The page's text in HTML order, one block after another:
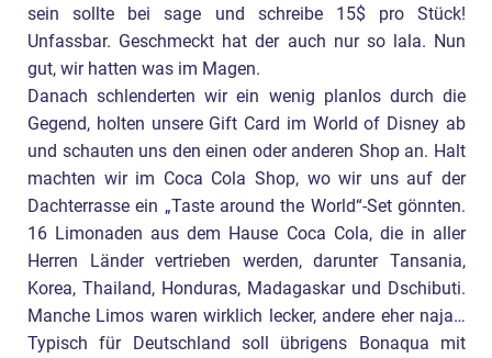
sein sollte bei sage und schreibe 15$ pro Stück!
Unfassbar. Geschmeckt hat der auch nur so lala. Nun
gut, wir hatten was im Magen.
Danach schlenderten wir ein wenig planlos durch die
Gegend, holten unsere Gift Card im World of Disney ab
und schauten uns den einen oder anderen Shop an. Halt
machten wir im Coca Cola Shop, wo wir uns auf der
Dachterrasse ein „Taste around the World“-Set gönnten.
16 Limonaden aus dem Hause Coca Cola, die in aller
Herren Länder vertrieben werden, darunter Tansania,
Korea, Thailand, Honduras, Madagaskar und Dschibuti.
Manche Limos waren wirklich lecker, andere eher naja…
Typisch für Deutschland soll übrigens Bonaqua mit